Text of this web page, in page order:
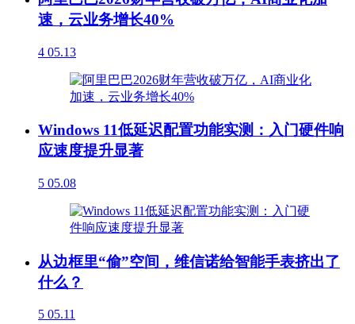
速，云业务增长40%
4 05.13
Windows 11低延迟配置功能实测：入门硬件响
应速度提升显著
5 05.08
从边框里“偷”空间，维信诺给智能手表挤出了
什么？
5 05.11